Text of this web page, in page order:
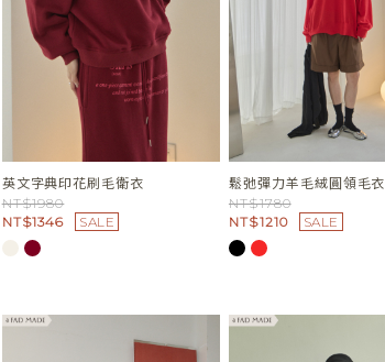
英文字典印花刷毛衛衣
NT$1980
NT$1346
SALE
鬆弛彈力羊毛絨圓領毛衣
NT$1780
NT$1210
SALE